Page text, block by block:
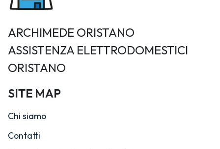
ARCHIMEDE ORISTANO
ASSISTENZA ELETTRODOMESTICI
ORISTANO
SITE MAP
Chi siamo
Contatti